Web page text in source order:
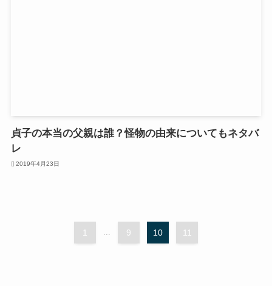
貞子の本当の父親は誰？怪物の由来についてもネタバ
レ
2019年4月23日
1 ... 9 10 11